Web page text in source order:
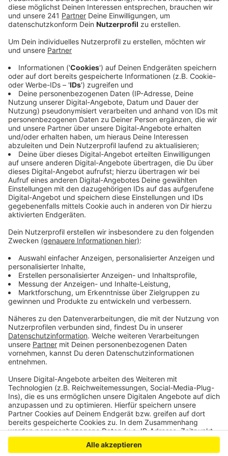
Anzeige
(Stand 11:52 Uhr)
Freitag, 02.05.2025 10:54
Die Autobahn GmbH hat die Ölverschmutzung
gereinigt und gibt die A3 voraussichtlich wieder frei.
Hinter der Sperrung hatte sich ein langer Stau
gebildet.
Anzeige
Mehr Meldungen aus Leverkusen
Anzeige
So ist der Stand bei der CSD-Planung in Leverkusen
Slawik zur queerpolitischen Sprecherin gewählt
Bahnverkehr in Leverkusen zwei Wochen
beeinträchtigt
Anzeige